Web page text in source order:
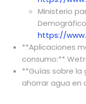
Ministerio
Demográfico
https://
**Aplicaciones
consumo:**
**Guías sobre la
ahorrar agua en